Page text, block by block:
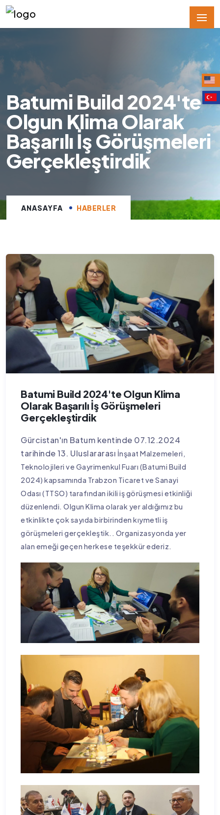
Batumi Build 2024'te
Olgun Klima Olarak
Başarılı İş Görüşmeleri
Gerçekleştirdik
ANASAYFA HABERLER
Batumi Build 2024'te Olgun Klima
Olarak Başarılı İş Görüşmeleri
Gerçekleştirdik
Gürcistan'ın Batum kentinde 07.12.2024
tarihinde 13. Uluslararası İnşaat Malzemeleri,
Teknolojilerive Gayrimenkul Fuarı (Batumi Build
2024) kapsamında Trabzon Ticaret ve Sanayi
Odası (TTSO) tarafından ikili iş görüşmesi etkinliği
düzenlendi. Olgun Klima olarak yer aldığımız bu
etkinlikte çok sayıda birbirinden kıymetli iş
görüşmeleri gerçekleştik.. Organizasyonda yer
alan emeği geçen herkese teşekkür ederiz.